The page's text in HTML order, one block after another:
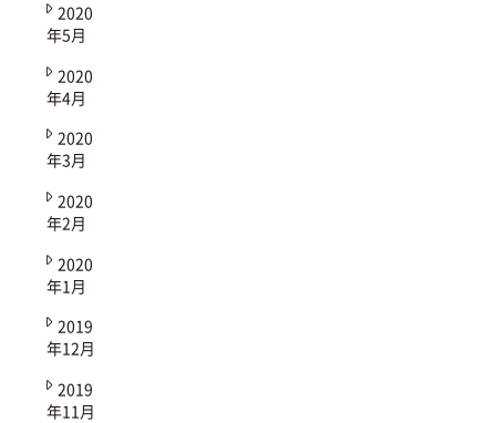
2020
年5月
2020
年4月
2020
年3月
2020
年2月
2020
年1月
2019
年12月
2019
年11月